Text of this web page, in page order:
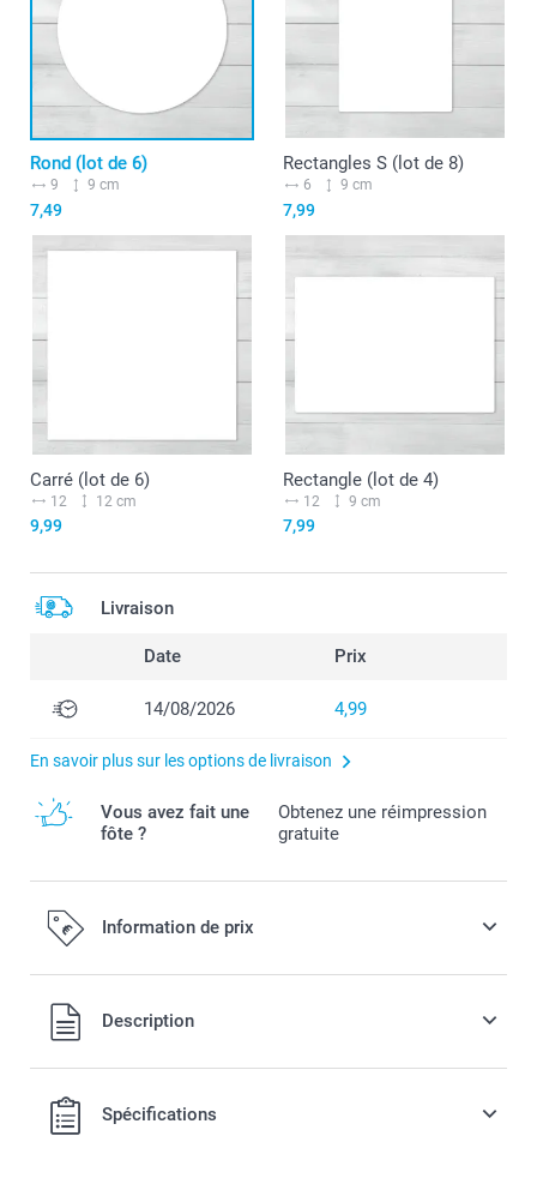
Rond (lot de 6)
9 9 cm
7,49
Rectangles S (lot de 8)
6 9 cm
7,99
Carré (lot de 6)
12 12 cm
9,99
Rectangle (lot de 4)
12 9 cm
7,99
Livraison
Date Prix
14/08/2026 4,99
En savoir plus sur les options de livraison
Vous avez fait une
fôte ?
Obtenez une réimpression
gratuite
Information de prix
Tous les prix sont en EURO (€), TVA incluse et hors frais de
port.
Description
Spécifications